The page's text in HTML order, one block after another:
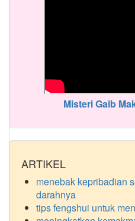
Misteri Gaib
ARTIKEL
menebak kepribadian
darahnya
tips fengshui untuk